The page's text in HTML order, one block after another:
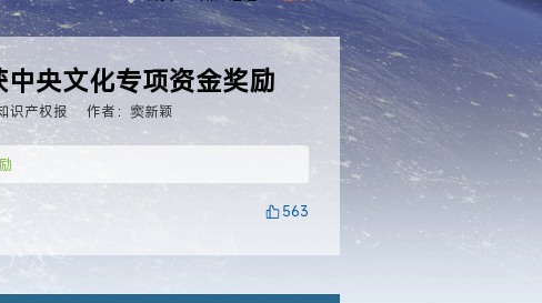
央文化专项资金奖励
识产权报 作者：窦新颖
563